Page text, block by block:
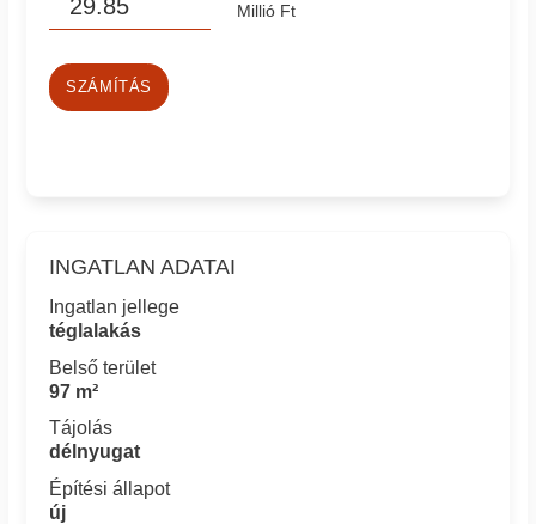
Millió Ft
SZÁMÍTÁS
INGATLAN ADATAI
Ingatlan jellege
téglalakás
Belső terület
97 m²
Tájolás
délnyugat
Építési állapot
új